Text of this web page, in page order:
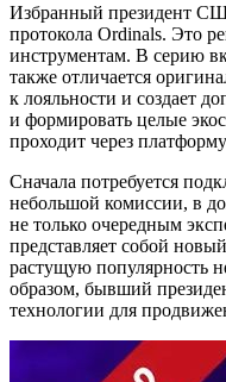
Избранный президент
протокола Ordinals. Это
инструментам. В серию
также отличается
к лояльности и создает
и формировать целые
проходит через
Сначала потребуется
небольшой комиссии, в
не только очередным
представляет собой
растущую популярность
образом, бывший
технологии для